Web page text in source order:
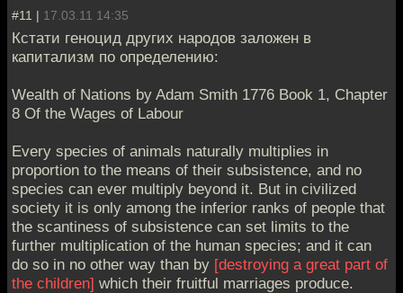
#11 | 17.03.11 14:35
Кстати геноцид других народов заложен в
капитализм по определению:
Wealth of Nations by Adam Smith 1776 Book 1, Chapter
8 Of the Wages of Labour
Every species of animals naturally multiplies in
proportion to the means of their subsistence, and no
species can ever multiply beyond it. But in civilized
society it is only among the inferior ranks of people that
the scantiness of subsistence can set limits to the
further multiplication of the human species; and it can
do so in no other way than by [destroying a great part of
the children] which their fruitful marriages produce.